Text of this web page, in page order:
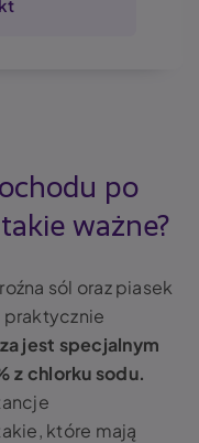
po
ważne?
sól oraz piasek
praktycznie
jest specjalnym
z chlorku sodu.
które mają